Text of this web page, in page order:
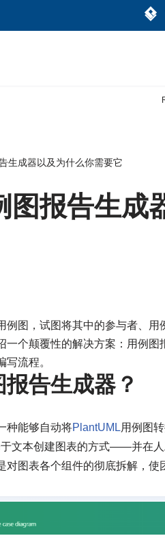
生成器以及为什么你需要它
图报告生成
例图，试图将其中的参与者、用
一个颠覆性的解决方案：用例
流程。
告生成器？
种能够自动将PlantUML用例图
文本创建图表的方式——并在人
对图表各个组件的彻底拆解，使